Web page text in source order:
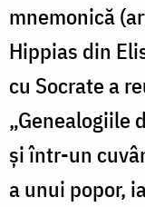
mnemonică
Hippias din
cu Socrate a
„Genealogiile
și într-un
a unui popor,